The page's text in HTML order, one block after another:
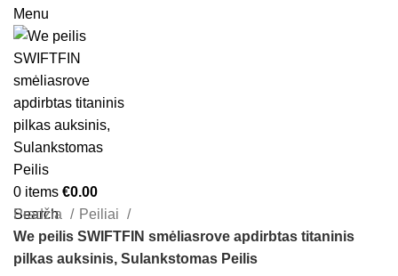
Menu
0 items €0.00
Search
Pradžia
Peiliai
We peilis SWIFTFIN smėliasrove apdirbtas titaninis
pilkas auksinis, Sulankstomas Peilis